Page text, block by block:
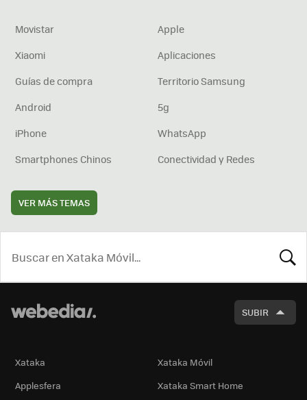
Movistar
Apple
Xiaomi
Aplicaciones
Guías de compra
Territorio Samsung
Android
5g
iPhone
WhatsApp
Smartphones Chinos
Conectividad y Redes
VER MÁS TEMAS
SUBIR
Xataka
Xataka Móvil
Applesfera
Xataka Smart Home